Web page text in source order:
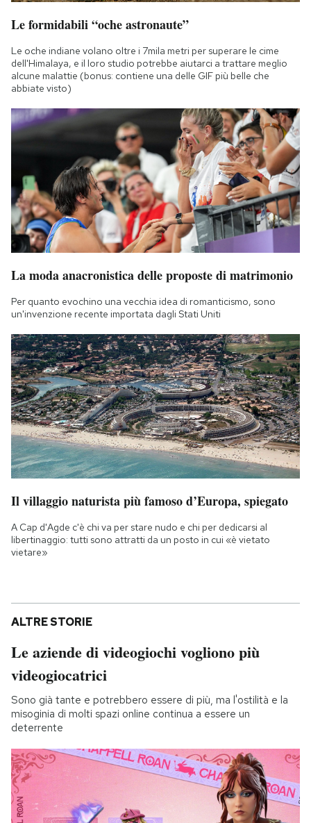
Le formidabili “oche astronaute”
Le oche indiane volano oltre i 7mila metri per superare le cime
dell'Himalaya, e il loro studio potrebbe aiutarci a trattare meglio
alcune malattie (bonus: contiene una delle GIF più belle che
abbiate visto)
La moda anacronistica delle proposte di matrimonio
Per quanto evochino una vecchia idea di romanticismo, sono
un'invenzione recente importata dagli Stati Uniti
Il villaggio naturista più famoso d’Europa, spiegato
A Cap d'Agde c'è chi va per stare nudo e chi per dedicarsi al
libertinaggio: tutti sono attratti da un posto in cui «è vietato
vietare»
ALTRE STORIE
Le aziende di videogiochi vogliono più
videogiocatrici
Sono già tante e potrebbero essere di più, ma l'ostilità e la
misoginia di molti spazi online continua a essere un
deterrente